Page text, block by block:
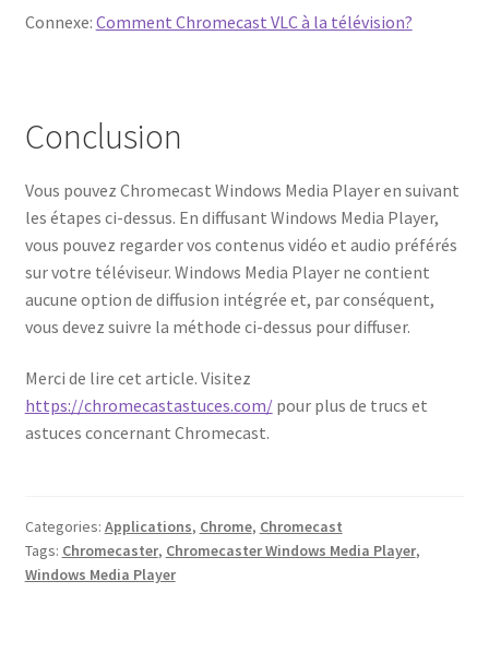
Connexe: Comment Chromecast VLC à la télévision?
Conclusion
Vous pouvez Chromecast Windows Media Player en suivant
les étapes ci-dessus. En diffusant Windows Media Player,
vous pouvez regarder vos contenus vidéo et audio préférés
sur votre téléviseur. Windows Media Player ne contient
aucune option de diffusion intégrée et, par conséquent,
vous devez suivre la méthode ci-dessus pour diffuser.
Merci de lire cet article. Visitez
https://chromecastastuces.com/pour plus de trucs et
astuces concernant Chromecast.
Categories: Applications, Chrome, Chromecast
Tags: Chromecaster, Chromecaster Windows Media Player,
Windows Media Player